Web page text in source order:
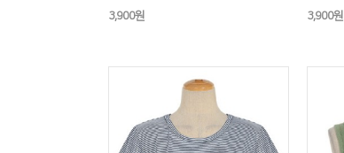
3,900원 3,900원